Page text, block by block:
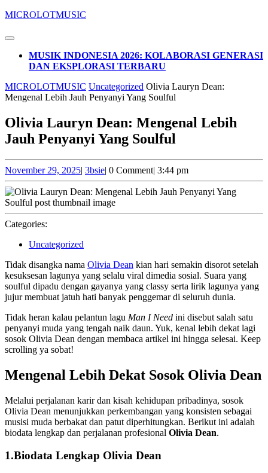
Skip
content
content
MICROLOTMUSIC
Open
ButtonMUSIK INDONESIA 2026: KOLABORASI GENERASI
DAN EKSPLORASI TERBARU
CLOSE
BUTTON
MICROLOTMUSIC Uncategorized Olivia Lauryn Dean:
Mengenal Lebih Jauh Penyanyi Yang Soulful
Olivia Lauryn Dean: Mengenal Lebih
Jauh Penyanyi Yang Soulful
November 29, 2025November
29,
2025
| 3bsie3bsie
| 0 Comment| 3:44 pm
Categories:
Uncategorized
Tidak disangka nama Olivia Dean kian hari semakin disorot setelah
kesuksesan lagunya yang selalu viral dimedia sosial. Suara yang
soulful dipadu dengan gayanya yang classy serta lirik lagunya yang
jujur membuat jatuh hati banyak penggemar di seluruh dunia.
Tidak heran kalau pelantun lagu Man I Need ini disebut salah satu
penyanyi muda yang tengah naik daun. Yuk, kenal lebih dekat lagi
sosok Olivia Dean dengan membaca artikel ini hingga selesai. Keep
scrolling ya sobat!
Mengenal Lebih Dekat Sosok Olivia Dean
Melalui perjalanan karir dan kisah kehidupan pribadinya, sosok
Olivia Dean menunjukkan perkembangan yang konsisten sebagai
musisi muda berbakat dan patut diperhitungkan. Berikut ini adalah
biodata lengkap dan perjalanan profesional Olivia Dean.
1.Biodata Lengkap Olivia Dean